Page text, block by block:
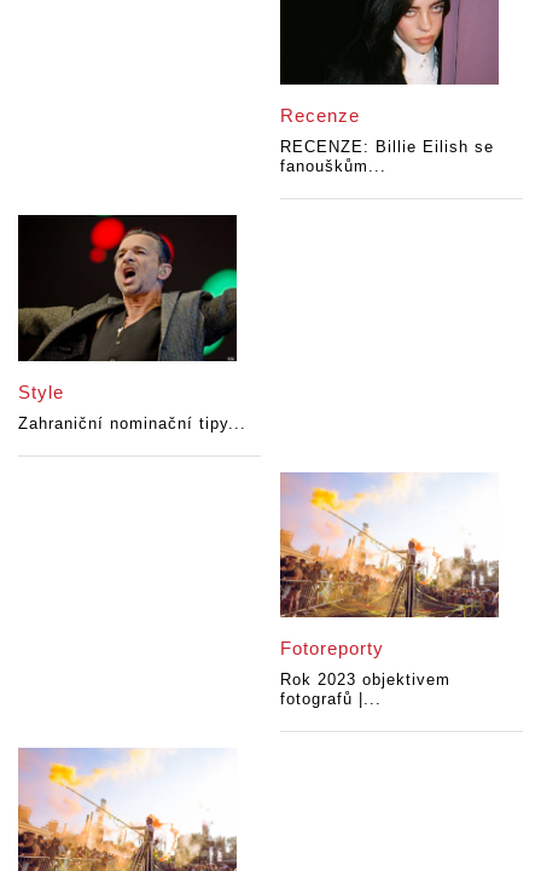
Recenze
RECENZE: Billie Eilish se
fanouškům...
Style
Zahraniční nominační tipy...
Fotoreporty
Rok 2023 objektivem
fotografů |...